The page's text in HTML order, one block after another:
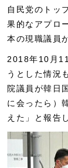
自民党のトッ
果的なアプロ
本の現職議員
2018年10月
うとした情況
院議員が韓日
に会ったら）
えた」と報告